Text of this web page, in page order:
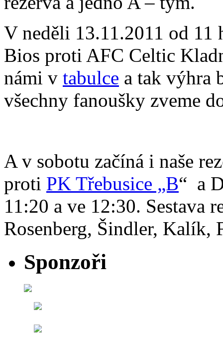
V neděli 13.11.2011 od 11
Bios proti AFC Celtic
námi v tabulce a tak výhra
všechny fanoušky zveme
A v sobotu začíná i naše
proti PK Třebusice „B“ a
11:20 a ve 12:30. Sestava
Rosenberg, Šindler, Kalík,
Sponzoři